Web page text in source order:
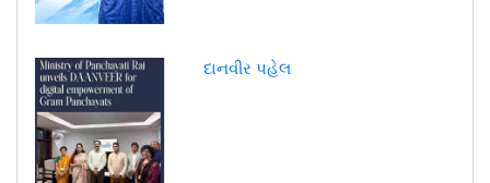
દાનવીર પહેલ